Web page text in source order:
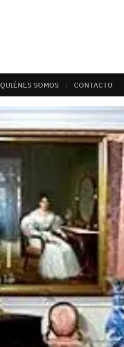
QUIÉNES SOMOS CONTACTO